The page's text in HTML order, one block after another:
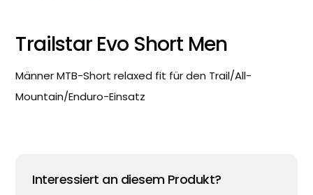
Trailstar Evo Short Men
Männer MTB-Short relaxed fit für den Trail/All-
Mountain/Enduro-Einsatz
Interessiert an diesem Produkt?